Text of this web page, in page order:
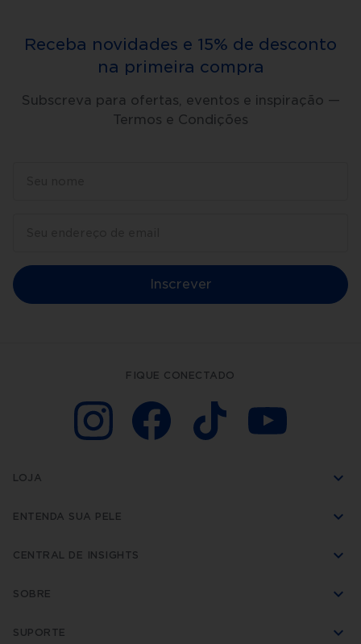
Receba novidades e 15% de desconto
na primeira compra
Subscreva para ofertas, eventos e inspiração —
Termos e Condições
Inscrever
FIQUE CONECTADO
LOJA
ENTENDA SUA PELE
CENTRAL DE INSIGHTS
SOBRE
SUPORTE